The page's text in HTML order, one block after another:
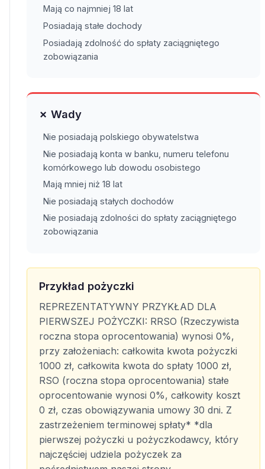
Mają co najmniej 18 lat
Posiadają stałe dochody
Posiadają zdolność do spłaty zaciągniętego
zobowiązania
✗ Wady
Nie posiadają polskiego obywatelstwa
Nie posiadają konta w banku, numeru telefonu
komórkowego lub dowodu osobistego
Mają mniej niż 18 lat
Nie posiadają stałych dochodów
Nie posiadają zdolności do spłaty zaciągniętego
zobowiązania
Przykład pożyczki
REPREZENTATYWNY PRZYKŁAD DLA
PIERWSZEJ POŻYCZKI: RRSO (Rzeczywista
roczna stopa oprocentowania) wynosi 0%,
przy założeniach: całkowita kwota pożyczki
1000 zł, całkowita kwota do spłaty 1000 zł,
RSO (roczna stopa oprocentowania) stałe
oprocentowanie wynosi 0%, całkowity koszt
0 zł, czas obowiązywania umowy 30 dni. Z
zastrzeżeniem terminowej spłaty* *dla
pierwszej pożyczki u pożyczkodawcy, który
najczęściej udziela pożyczek za